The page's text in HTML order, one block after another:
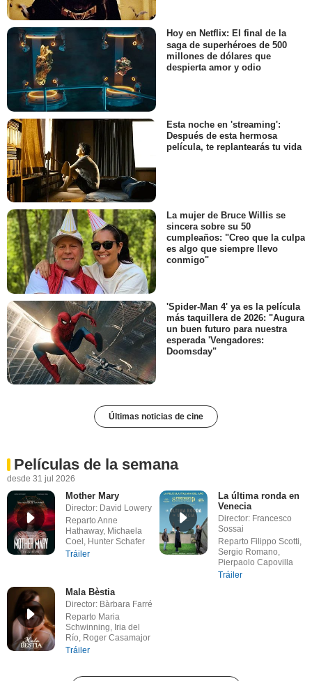
Hoy en Netflix: El final de la
saga de superhéroes de 500
millones de dólares que
despierta amor y odio
Esta noche en 'streaming':
Después de esta hermosa
película, te replantearás tu vida
La mujer de Bruce Willis se
sincera sobre su 50
cumpleaños: "Creo que la culpa
es algo que siempre llevo
conmigo"
'Spider-Man 4' ya es la película
más taquillera de 2026: "Augura
un buen futuro para nuestra
esperada 'Vengadores:
Doomsday"
Últimas noticias de cine
Películas de la semana
desde 31 jul 2026
Mother Mary
Director: David Lowery
Reparto Anne
Hathaway, Michaela
Coel, Hunter Schafer
Tráiler
La última ronda en
Venecia
Director: Francesco
Sossai
Reparto Filippo Scotti,
Sergio Romano,
Pierpaolo Capovilla
Tráiler
Mala Bèstia
Director: Bàrbara Farré
Reparto Maria
Schwinning, Iria del
Río, Roger Casamajor
Tráiler